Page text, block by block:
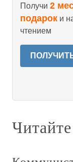
Получи 2
подарок и
чтением